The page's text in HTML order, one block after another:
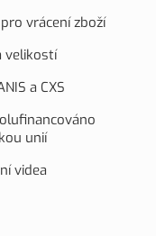
vrácení zboží
velikostí
a CXS
unií
videa